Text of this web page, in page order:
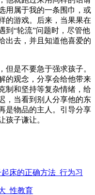
用属于我的一条围巾，或
的游戏。后来，当果果在
到“轮流”问题时，尽管他
出去，并且知道他喜爱的
但是不要急于强求孩子。
的观念，分享会给他带来
制和坚持等复杂情绪，给
，当看到别人分享他的东
是物品的主人。引导分享
孩子谦让。
床的正确方法_行为习
_性教育